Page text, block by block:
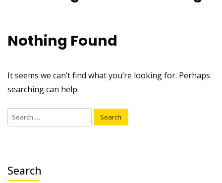
Nothing Found
It seems we can’t find what you’re looking for. Perhaps
searching can help.
Search
for:
Search